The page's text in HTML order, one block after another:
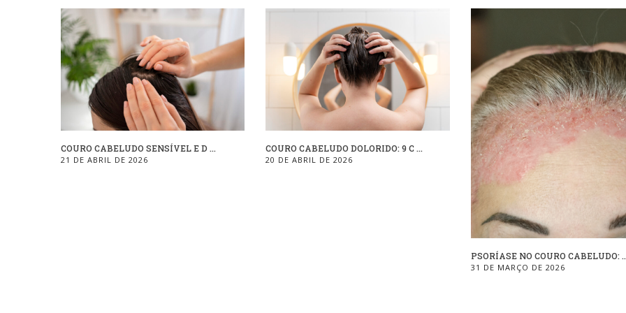
COURO CABELUDO SENSÍVEL E D ...
21 DE ABRIL DE 2026
COURO CABELUDO DOLORIDO: 9 C ...
20 DE ABRIL DE 2026
PSORÍASE NO COURO CABELUDO:
31 DE MARÇO DE 2026